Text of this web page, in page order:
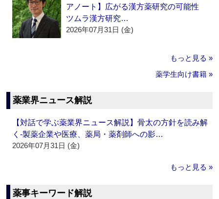
アノート】広がる漢方薬研究の可能性
ツムラ漢方研究…
2026年07月31日 (金)
もっと見る »
薬学生向け書籍 »
薬業界ニュース解説
【対話で学ぶ薬業界ニュース解説】骨太の方針を読み解
く‐製薬企業や医療、薬局・薬剤師への影…
2026年07月31日 (金)
もっと見る »
薬事キーワード解説